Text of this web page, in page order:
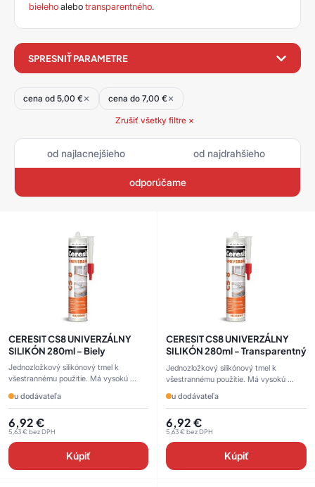
bielehoalebotransparentného.
filter
SPRESNIŤ PARAMETRE
cena od 5,00 € cena do 7,00 €
Zrušiť všetky filtre ×
odporúčame
od najlacnejšieho od najdrahšieho
CERESIT CS8 UNIVERZÁLNY
SILIKÓN 280ml - Biely
Jednozložkový silikónový tmel k
všestrannému použitie. Má vysokú ...
u dodávateľa
6,92€
5,63€bez DPH
Kúpiť
CERESIT CS8 UNIVERZÁLNY
SILIKÓN 280ml - Transparentný
Jednozložkový silikónový tmel k
všestrannému použitie. Má vysokú ...
u dodávateľa
6,92€
5,63€bez DPH
Kúpiť